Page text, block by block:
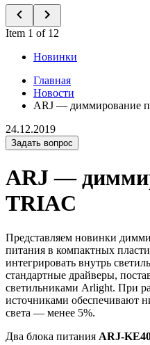
Item 1 of 12
Новинки
Главная
Новости
ARJ — диммирование
24.12.2019
Задать вопрос
ARJ —
TRIAC
Представляем новинки
питания в компактных
интегрировать внутрь
стандартные драйверы,
светильниками Arlight. При
источниками обеспечивают
света — менее 5%.
Два блока питания ARJ-